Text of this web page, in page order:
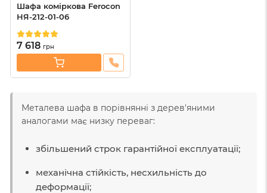
Шафа коміркова Ferocon
НЯ-212-01-06
7 618 грн
Металева шафа в порівнянні з дерев'яними
аналогами має низку переваг:
збільшений строк гарантійної експлуатації;
механічна стійкість, несхильність до
деформації;